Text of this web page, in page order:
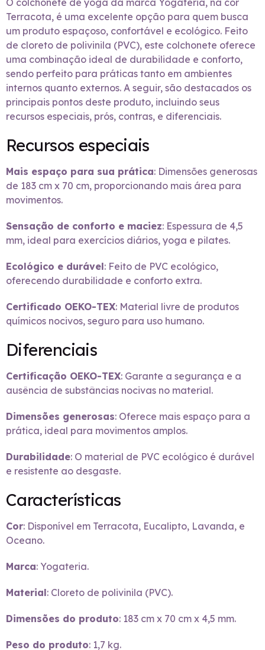
O colchonete de yoga da marca Yogateria, na cor
Terracota, é uma excelente opção para quem busca
um produto espaçoso, confortável e ecológico. Feito
de cloreto de polivinila (PVC), este colchonete oferece
uma combinação ideal de durabilidade e conforto,
sendo perfeito para práticas tanto em ambientes
internos quanto externos. A seguir, são destacados os
principais pontos deste produto, incluindo seus
recursos especiais, prós, contras, e diferenciais.
Recursos especiais
Mais espaço para sua prática: Dimensões generosas
de 183 cm x 70 cm, proporcionando mais área para
movimentos.
Sensação de conforto e maciez: Espessura de 4,5
mm, ideal para exercícios diários, yoga e pilates.
Ecológico e durável: Feito de PVC ecológico,
oferecendo durabilidade e conforto extra.
Certificado OEKO-TEX: Material livre de produtos
químicos nocivos, seguro para uso humano.
Diferenciais
Certificação OEKO-TEX: Garante a segurança e a
ausência de substâncias nocivas no material.
Dimensões generosas: Oferece mais espaço para a
prática, ideal para movimentos amplos.
Durabilidade: O material de PVC ecológico é durável
e resistente ao desgaste.
Características
Cor: Disponível em Terracota, Eucalipto, Lavanda, e
Oceano.
Marca: Yogateria.
Material: Cloreto de polivinila (PVC).
Dimensões do produto: 183 cm x 70 cm x 4,5 mm.
Peso do produto: 1,7 kg.